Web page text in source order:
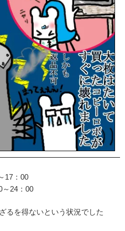
17：00
～24：00
るを得ないという状況でした